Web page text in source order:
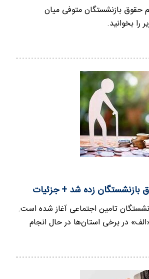
حقوق بازنشستگان متوفی میان
را بخوانید.
بازنشستگان زده شد + جزئیات
تامین اجتماعی آغاز شده است.
در برخی استان‌ها در حال انجام